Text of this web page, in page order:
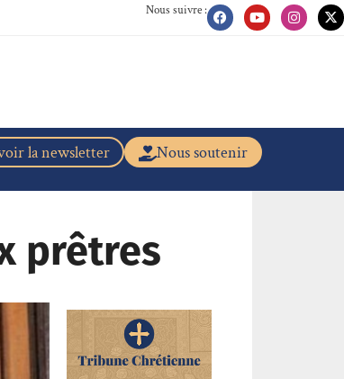
Nous suivre :
Nous soutenir
la newsletter
prêtres